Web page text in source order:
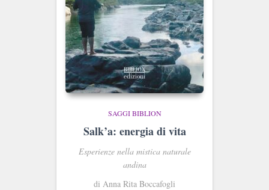
SAGGI BIBLION
Salk’a: energia di vita
Esperienze nella mistica naturale
andina
di Anna Rita Boccafogli